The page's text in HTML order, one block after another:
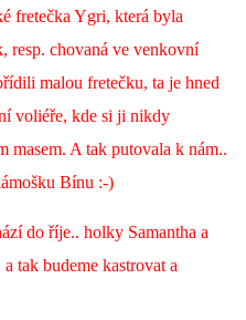
fretečka Ygri, která byla
resp. chovaná ve venkovní
malou fretečku, ta je hned
voliéře, kde si ji nikdy
masem. A tak putovala k nám..
Bínu :-)
do říje.. holky Samantha a
tak budeme kastrovat a